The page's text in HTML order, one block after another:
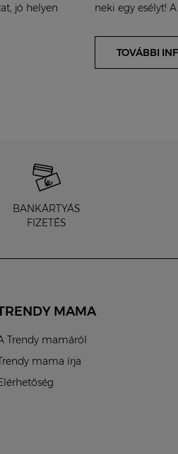
jó helyen
neki egy esélyt!
TOVÁBBI
BANKÁRTYÁS
FIZETÉS
MAMA
Trendy mamáról
mama írja